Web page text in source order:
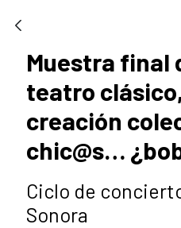
Muestra final
teatro
creación
chic@s…
Ciclo de
Sonora